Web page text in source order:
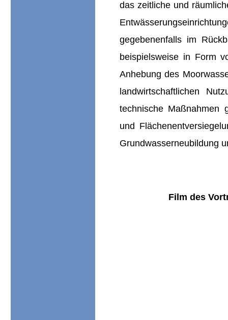
das zeitliche und
gegebenenfalls im
beispielsweise in Form
Anhebung des
landwirtschaftlichen
technische Maßnahmen
und
Grundwasserneubildung
Film des